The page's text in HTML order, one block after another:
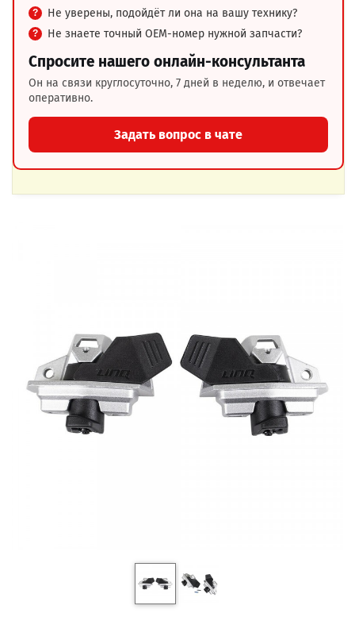
Не уверены, подойдёт ли она на вашу технику?
Не знаете точный OEM-номер нужной запчасти?
Спросите нашего онлайн-консультанта
Он на связи круглосуточно, 7 дней в неделю, и отвечает
оперативно.
Задать вопрос в чате